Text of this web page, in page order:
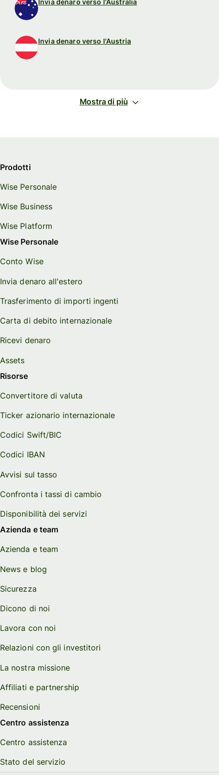
Invia denaro verso l'Australia
Invia denaro verso l'Austria
Mostra di più
Prodotti
Wise Personale
Wise Business
Wise Platform
Wise Personale
Conto Wise
Invia denaro all'estero
Trasferimento di importi ingenti
Carta di debito internazionale
Ricevi denaro
Assets
Risorse
Convertitore di valuta
Ticker azionario internazionale
Codici Swift/BIC
Codici IBAN
Avvisi sul tasso
Confronta i tassi di cambio
Disponibilità dei servizi
Azienda e team
Azienda e team
News e blog
Sicurezza
Dicono di noi
Lavora con noi
Relazioni con gli investitori
La nostra missione
Affiliati e partnership
Recensioni
Centro assistenza
Centro assistenza
Stato del servizio